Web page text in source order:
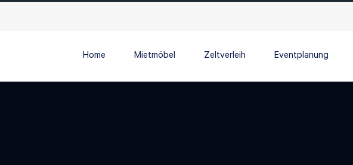
Home Mietmöbel Zeltverleih Eventplanung